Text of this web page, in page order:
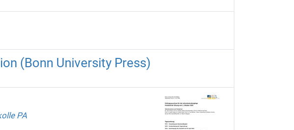
(Bonn University Press)
PA